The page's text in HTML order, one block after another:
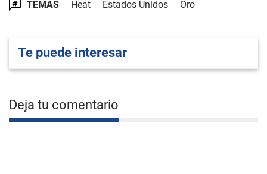
TEMAS Heat Estados Unidos Oro
Te puede interesar
Deja tu comentario